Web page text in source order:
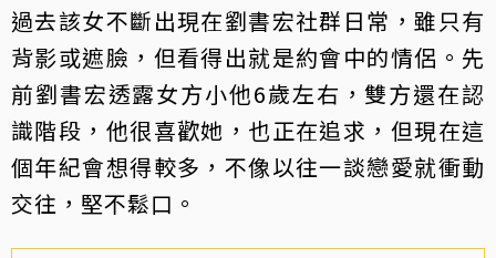
過去該女不斷出現在劉書宏社群日常，雖只有
背影或遮臉，但看得出就是約會中的情侶。先
前劉書宏透露女方小他6歲左右，雙方還在認
識階段，他很喜歡她，也正在追求，但現在這
個年紀會想得較多，不像以往一談戀愛就衝動
交往，堅不鬆口。